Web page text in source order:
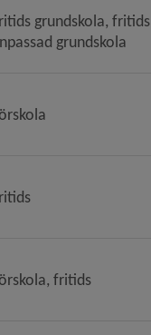
grundskola, fritids
grundskola
fritids